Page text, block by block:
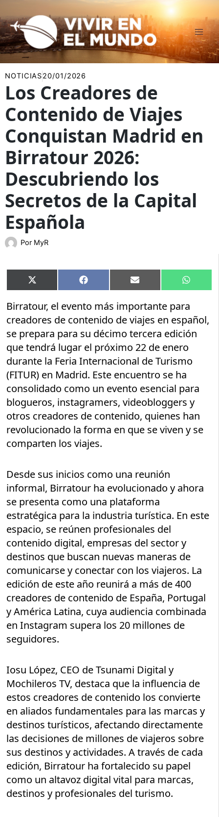
al
contenido
NOTICIAS20/01/2026
Los Creadores de
Contenido de Viajes
Conquistan Madrid en
Birratour 2026:
Descubriendo los
Secretos de la Capital
Española
Por MyR
Compartir
en
X
(Twitter)
Compartir
en
Facebook Compartir
en
Email
en
Birratour, el evento más importante para
creadores de contenido de viajes en español,
se prepara para su décimo tercera edición
que tendrá lugar el próximo 22 de enero
durante la Feria Internacional de Turismo
(FITUR) en Madrid. Este encuentro se ha
consolidado como un evento esencial para
blogueros, instagramers, videobloggers y
otros creadores de contenido, quienes han
revolucionado la forma en que se viven y se
comparten los viajes.
Desde sus inicios como una reunión
informal, Birratour ha evolucionado y ahora
se presenta como una plataforma
estratégica para la industria turística. En este
espacio, se reúnen profesionales del
contenido digital, empresas del sector y
destinos que buscan nuevas maneras de
comunicarse y conectar con los viajeros. La
edición de este año reunirá a más de 400
creadores de contenido de España, Portugal
y América Latina, cuya audiencia combinada
en Instagram supera los 20 millones de
seguidores.
Iosu López, CEO de Tsunami Digital y
Mochileros TV, destaca que la influencia de
estos creadores de contenido los convierte
en aliados fundamentales para las marcas y
destinos turísticos, afectando directamente
las decisiones de millones de viajeros sobre
sus destinos y actividades. A través de cada
edición, Birratour ha fortalecido su papel
como un altavoz digital vital para marcas,
destinos y profesionales del turismo.